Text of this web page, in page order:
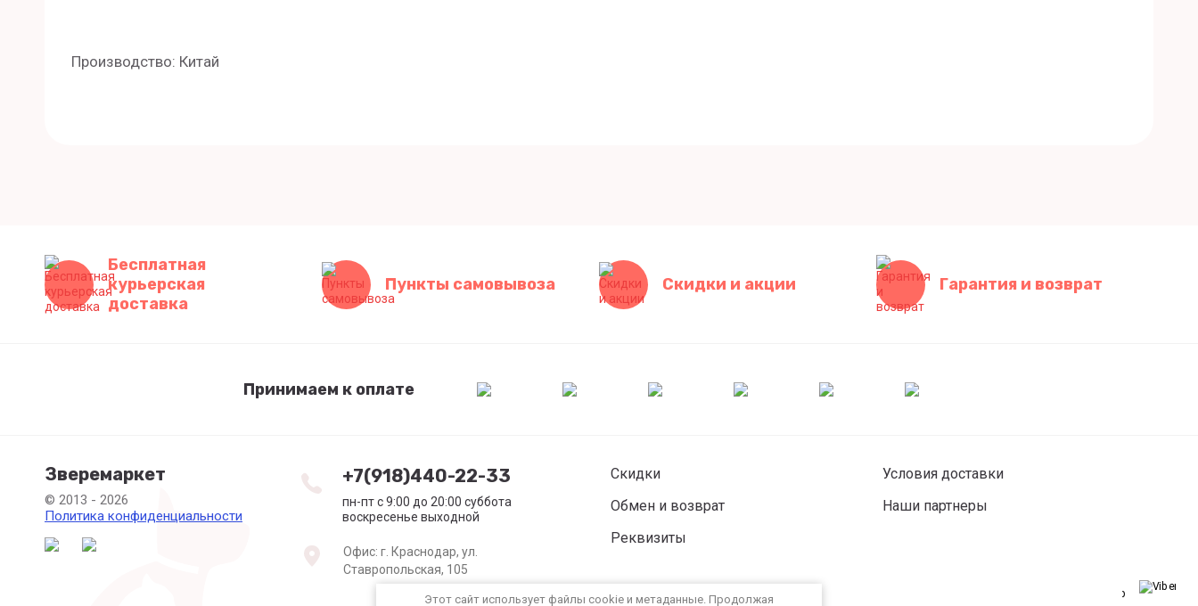
Производство: Китай
Бесплатная
курьерская
доставка
Пункты самовывоза Скидки и акции Гарантия и возврат
Принимаем к оплате
Зверемаркет
© 2013 - 2026
Политика конфиденциальности
+7(918)440-22-33
пн-пт с 9:00 до 20:00 суббота
воскресенье выходной
Офис: г. Краснодар, ул.
Ставропольская, 105
Скидки
Условия доставки
Обмен и возврат
Наши партнеры
Реквизиты
Этот сайт использует файлы cookie и метаданные. Продолжая